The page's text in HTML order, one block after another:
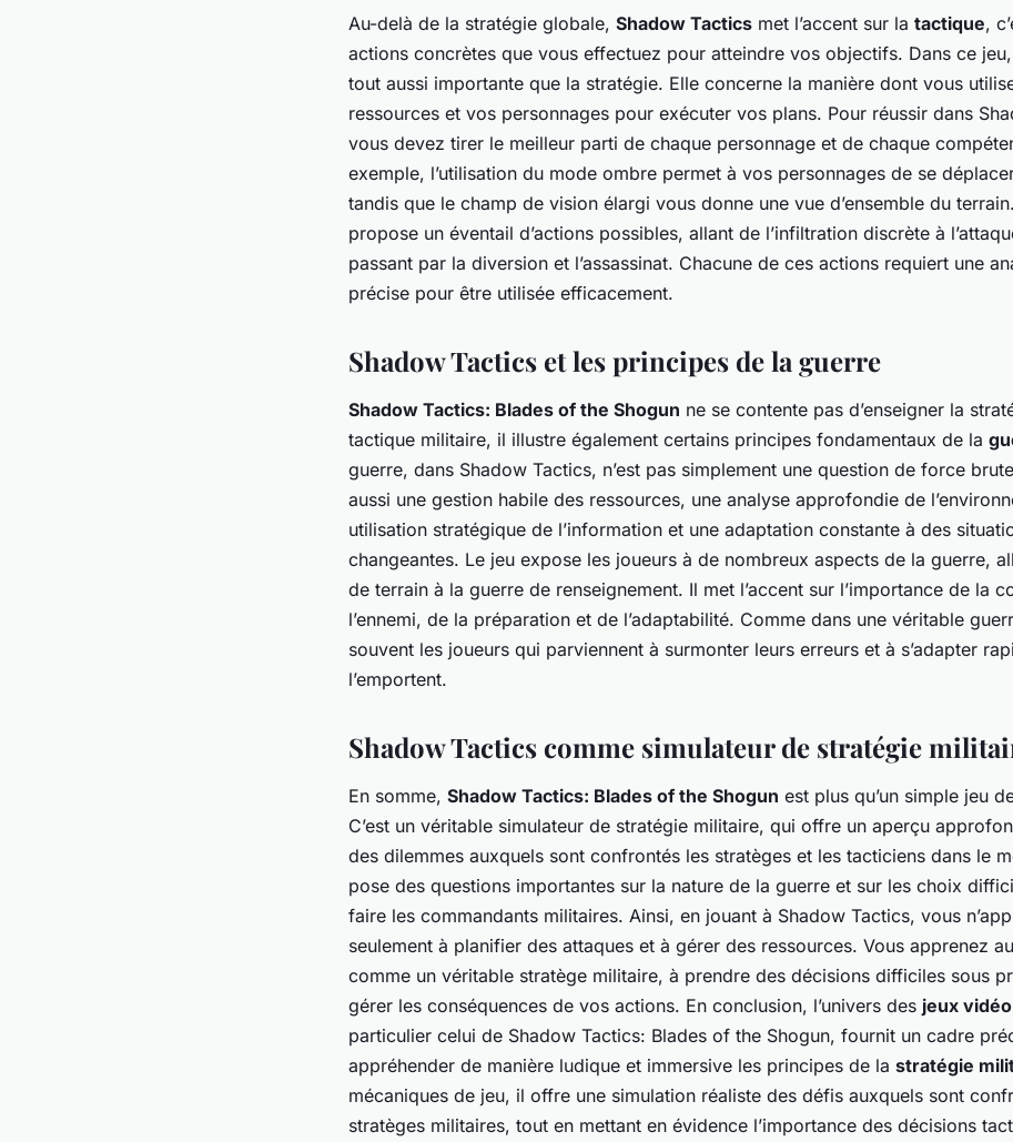
Au-delà de la stratégie globale, Shadow Tactics met l’accent sur la tactique,
actions concrètes que vous effectuez pour atteindre vos objectifs. Dans ce
tout aussi importante que la stratégie. Elle concerne la manière dont vous
ressources et vos personnages pour exécuter vos plans. Pour réussir dans
vous devez tirer le meilleur parti de chaque personnage et de chaque
exemple, l’utilisation du mode ombre permet à vos personnages de se
tandis que le champ de vision élargi vous donne une vue d’ensemble du
propose un éventail d’actions possibles, allant de l’infiltration discrète à
passant par la diversion et l’assassinat. Chacune de ces actions requiert une
précise pour être utilisée efficacement.
Shadow Tactics et les principes de la guerre
Shadow Tactics: Blades of the Shogun ne se contente pas d’enseigner la
tactique militaire, il illustre également certains principes fondamentaux de la
guerre, dans Shadow Tactics, n’est pas simplement une question de force
aussi une gestion habile des ressources, une analyse approfondie de
utilisation stratégique de l’information et une adaptation constante à des
changeantes. Le jeu expose les joueurs à de nombreux aspects de la guerre,
de terrain à la guerre de renseignement. Il met l’accent sur l’importance de la
l’ennemi, de la préparation et de l’adaptabilité. Comme dans une véritable
souvent les joueurs qui parviennent à surmonter leurs erreurs et à s’adapter
l’emportent.
Shadow Tactics comme simulateur de stratégie
En somme, Shadow Tactics: Blades of the Shogun est plus qu’un simple jeu
C’est un véritable simulateur de stratégie militaire, qui offre un aperçu
des dilemmes auxquels sont confrontés les stratèges et les tacticiens dans le
pose des questions importantes sur la nature de la guerre et sur les choix
faire les commandants militaires. Ainsi, en jouant à Shadow Tactics, vous
seulement à planifier des attaques et à gérer des ressources. Vous apprenez
comme un véritable stratège militaire, à prendre des décisions difficiles sous
gérer les conséquences de vos actions. En conclusion, l’univers des jeux vidéo
particulier celui de Shadow Tactics: Blades of the Shogun, fournit un cadre
appréhender de manière ludique et immersive les principes de la stratégie
mécaniques de jeu, il offre une simulation réaliste des défis auxquels sont
stratèges militaires, tout en mettant en évidence l’importance des décisions